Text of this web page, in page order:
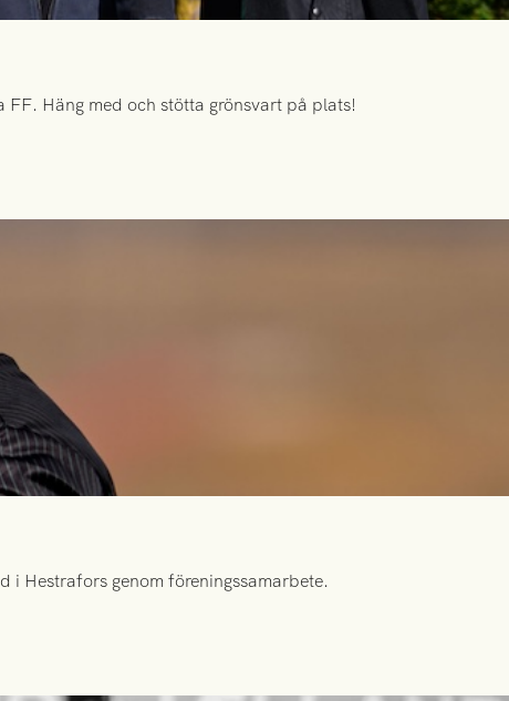
Häng med och stötta grönsvart på plats!
i Hestrafors genom föreningssamarbete.